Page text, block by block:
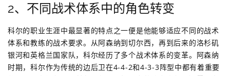
2、不同战术体系中的角色转变
科尔的职业生涯中最显著的特点之一便是他能够适应不同的战术
体系和教练的战术要求。从阿森纳到切尔西，再到后来的洛杉矶
银河和英格兰国家队，科尔经历了多个战术体系的变革。阿森纳
时期，科尔作为传统的边后卫在4-4-2和4-3-3阵型中都有着重要